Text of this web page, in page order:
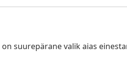
suurepärane valik aias